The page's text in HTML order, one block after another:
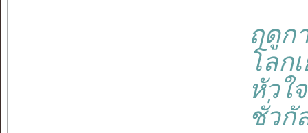
ฤดูก
โลก
หัวใ
ชั่วกั